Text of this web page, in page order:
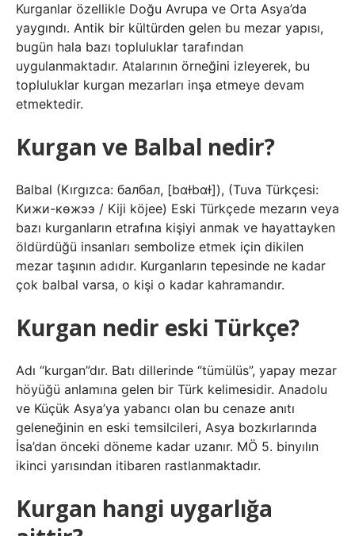
Kurganlar özellikle Doğu Avrupa ve Orta Asya’da
yaygındı. Antik bir kültürden gelen bu mezar yapısı,
bugün hala bazı topluluklar tarafından
uygulanmaktadır. Atalarının örneğini izleyerek, bu
topluluklar kurgan mezarları inşa etmeye devam
etmektedir.
Kurgan ve Balbal nedir?
Balbal (Kırgızca: балбал, [bɑɫbɑɫ]), (Tuva Türkçesi:
Кижи-көжээ / Kiji köjee) Eski Türkçede mezarın veya
bazı kurganların etrafına kişiyi anmak ve hayattayken
öldürdüğü insanları sembolize etmek için dikilen
mezar taşının adıdır. Kurganların tepesinde ne kadar
çok balbal varsa, o kişi o kadar kahramandır.
Kurgan nedir eski Türkçe?
Adı “kurgan”dır. Batı dillerinde “tümülüs”, yapay mezar
höyüğü anlamına gelen bir Türk kelimesidir. Anadolu
ve Küçük Asya’ya yabancı olan bu cenaze anıtı
geleneğinin en eski temsilcileri, Asya bozkırlarında
İsa’dan önceki döneme kadar uzanır. MÖ 5. binyılın
ikinci yarısından itibaren rastlanmaktadır.
Kurgan hangi uygarlığa